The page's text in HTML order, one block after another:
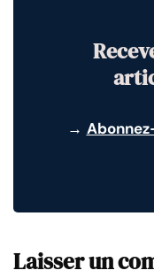
→
Laisser un